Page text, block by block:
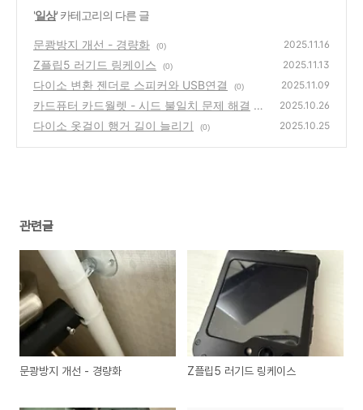
'일상' 카테고리의 다른 글
문쾅방지 개선 - 경량화 (0) 2025.11.16
Z플립5 러기드 링케이스 (0) 2025.11.13
다이소 변환 젠더로 스피커와 USB연결 (0) 2025.11.09
카드퓨터 카드월렛 - 시드 불일치 문제 해결
(0)
2025.10.26
다이소 옷걸이 행거 길이 늘리기 (0) 2025.10.25
관련글
문쾅방지 개선 - 경량화 Z플립5 러기드 링케이스